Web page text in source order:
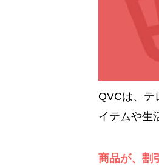
QVCは、テ
イテムや生
商品が、割